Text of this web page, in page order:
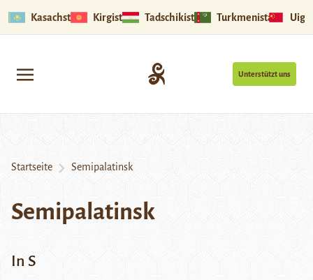
Kasachstan Kirgistan Tadschikistan Turkmenistan
Unterstützt uns
Startseite Semipalatinsk
Semipalatinsk
In S